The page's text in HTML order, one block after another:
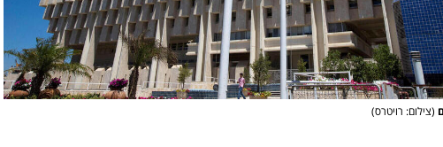
(צילום: רויטרס)